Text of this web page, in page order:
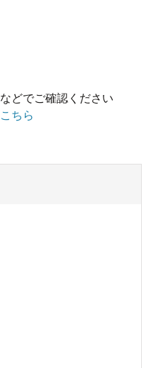
どでご確認ください
ちら